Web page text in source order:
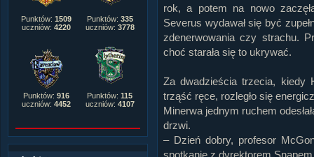
Punktów: 1509
uczniów: 4220
Punktów: 335
uczniów: 3778
Punktów: 916
uczniów: 4452
Punktów: 115
uczniów: 4107
rok, a potem na nowo
Severus wydawał się być
zdenerwowania czy strachu.
choć starała się to ukrywać.
Za dwadzieścia trzecia, kiedy
trząść ręce, rozległo się
Minerwa jednym ruchem
drzwi.
– Dzień dobry, profesor
spotkanie z dyrektorem